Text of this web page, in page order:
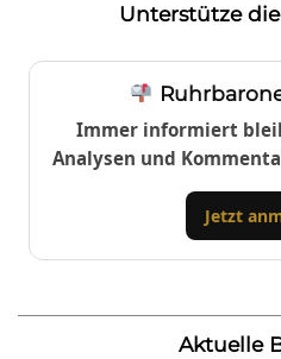
Unterstütze
Immer informiert
Analysen und
Jetzt
Aktuelle